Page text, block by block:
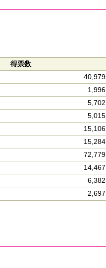
得票数
40,979
1,996
5,702
5,015
15,106
15,284
72,779
14,467
6,382
2,697